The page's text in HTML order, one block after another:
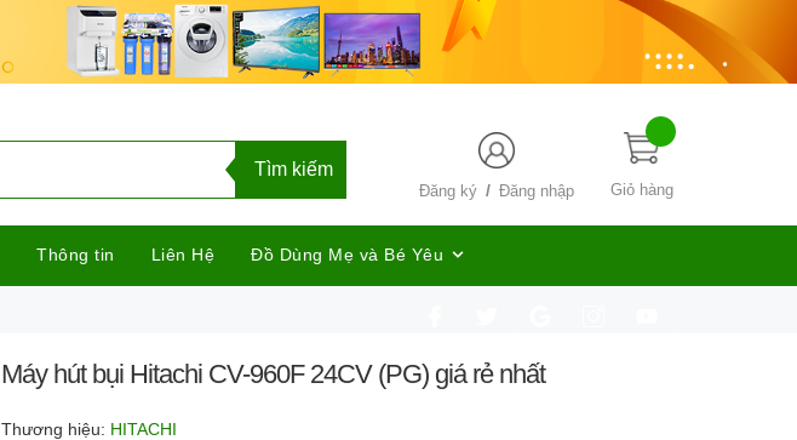
Giỏ hàng
Đăng ký / Đăng nhập
Tìm kiếm
Thông tin Liên Hệ Đồ Dùng Mẹ và Bé Yêu
Máy hút bụi Hitachi CV-960F 24CV (PG) giá rẻ nhất
Thương hiệu: HITACHI